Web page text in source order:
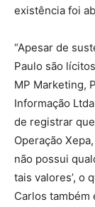
existência foi
“Apesar de
Paulo são
MP Marketing,
Informação
de registrar
Operação
não possui
tais valores’, o
Carlos também